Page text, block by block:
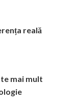
reală
mai mult